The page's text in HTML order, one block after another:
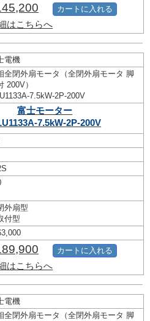
はこちらへ
カートに入れる
電機
全閉外扇モータ（全閉外扇モータ 脚
200V）
7.5kW-2P-200V
富士モーター
7.5kW-2P-200V
外扇型
付型
はこちらへ
カートに入れる
電機
全閉外扇モータ（全閉外扇モータ 脚